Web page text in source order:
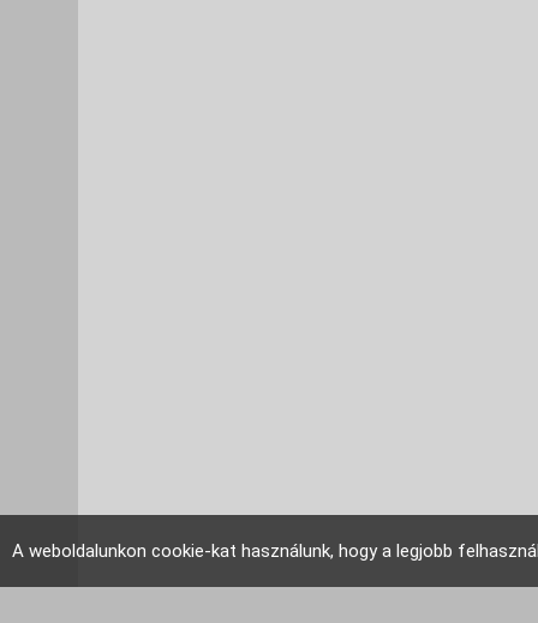
A weboldalunkon cookie-kat használunk, hogy a legjobb